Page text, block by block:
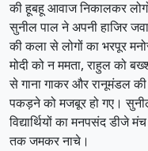
की हूबहू आवाज निकालकर
सुनील पाल ने अपनी हाजिर
की कला से लोगों का भरपूर
मोदी को न ममता, राहुल को
से गाना गाकर और रानूमंडल
पकड़ने को मजबूर हो गए।
विद्यार्थियों का मनपसंद डीजे
तक जमकर नाचे।